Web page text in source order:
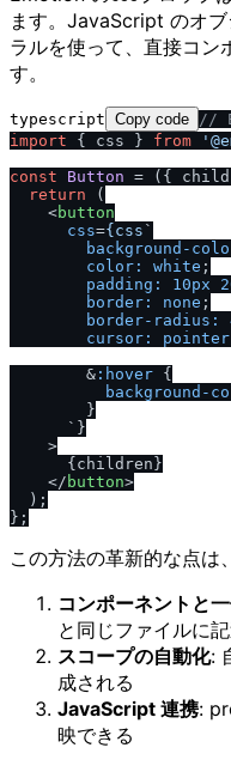
ます。JavaScript のオ
ラルを使って、直接コン
す。
typescript Copy code //
import { css } from
const
Button = ( {
return (
<button
css={css `
background-
color:
white ;
padding:
10px
border:
none ;
border-radius:
cursor:
pointer
        &
:hover {
background-
        }
      `}
    >
      {children}
</ button>
  );
この方法の革新的な点は
コンポーネントと
と同じファイルに
スコープの自動化:
成される
JavaScript 連携:
映できる